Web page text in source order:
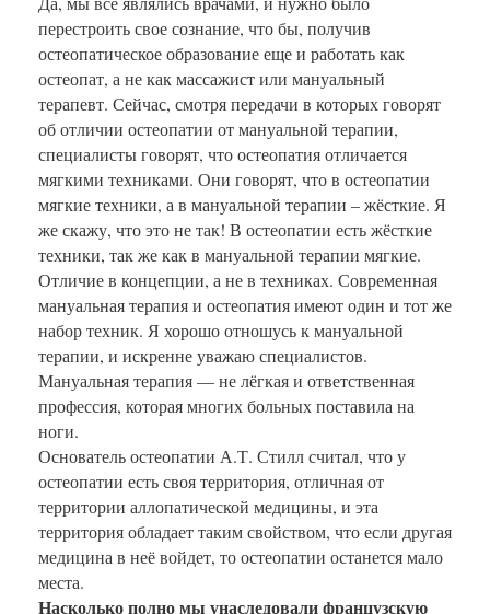
перестроить свое сознание, что бы, получив
остеопатическое образование еще и работать как
остеопат, а не как массажист или мануальный
терапевт. Сейчас, смотря передачи в которых говорят
об отличии остеопатии от мануальной терапии,
специалисты говорят, что остеопатия отличается
мягкими техниками. Они говорят, что в остеопатии
мягкие техники, а в мануальной терапии – жёсткие. Я
же скажу, что это не так! В остеопатии есть жёсткие
техники, так же как в мануальной терапии мягкие.
Отличие в концепции, а не в техниках. Современная
мануальная терапия и остеопатия имеют один и тот же
набор техник. Я хорошо отношусь к мануальной
терапии, и искренне уважаю специалистов.
Мануальная терапия — не лёгкая и ответственная
профессия, которая многих больных поставила на
ноги.
Основатель остеопатии А.Т. Стилл считал, что у
остеопатии есть своя территория, отличная от
территории аллопатической медицины, и эта
территория обладает таким свойством, что если другая
медицина в неё войдет, то остеопатии останется мало
места.
Насколько полно мы унаследовали французскую